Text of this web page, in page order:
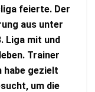
feierte. Der
aus unter
Liga mit und
Trainer
habe gezielt
um die